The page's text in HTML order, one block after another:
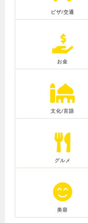
ビザ/交通
お金
文化/言語
グルメ
美容